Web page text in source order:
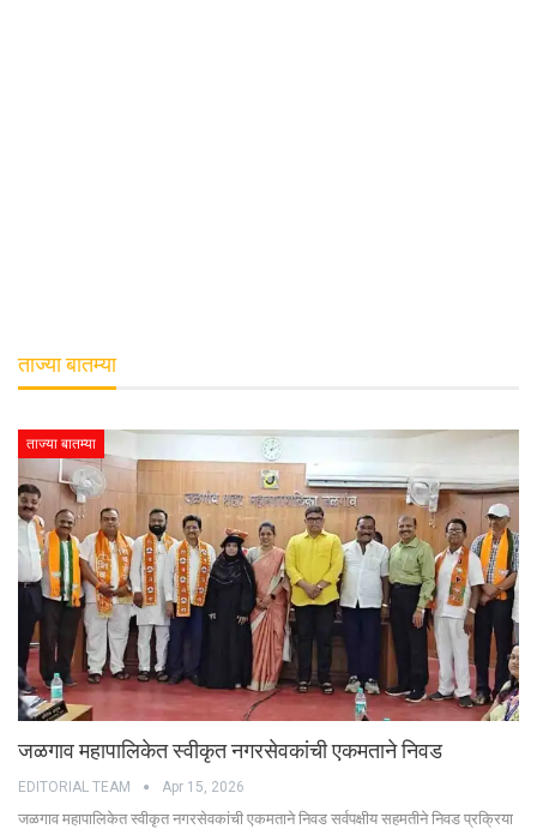
ताज्या बातम्या
ताज्या बातम्या
जळगाव महापालिकेत स्वीकृत नगरसेवकांची एकमताने निवड
EDITORIAL TEAM Apr 15, 2026
जळगाव महापालिकेत स्वीकृत नगरसेवकांची एकमताने निवड सर्वपक्षीय सहमतीने निवड प्रक्रिया